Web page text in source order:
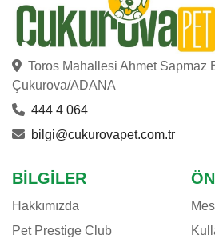
Toros Mahallesi Ahmet Sapmaz
Çukurova/ADANA
444 4 064
bilgi@cukurovapet.com.tr
BILGILER
Hakkımızda
Pet Prestige Club